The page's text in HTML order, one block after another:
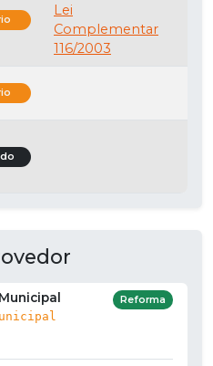
Lei
Complementar
116/2003
Reforma